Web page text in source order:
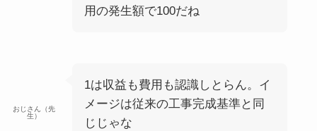
用の発生額で100だね
おじさん（先
生）
1は収益も費用も認識しとらん。イ
メージは従来の工事完成基準と同
じじゃな